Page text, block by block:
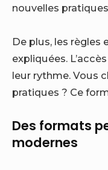
nouvelles
De plus, les règles
expliquées.
leur rythme. Vous
pratiques ? Ce
Des formats
modernes